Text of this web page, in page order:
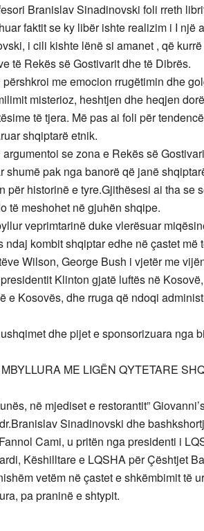
Branislav Sinadinovski foli rreth
faktit se ky libër ishte realizim i I një
i cili kishte lënë si amanet , që
të Rekës së Gostivarit dhe të Dibrës.
me emocion rrugëtimin dhe
misterioz, heshtjen dhe heqjen
të tjera. Më pas ai foli për
shqiptarë etnik.
se zona e Rekës së
shumë pak nga banorë që janë
për historinë e tyre.Gjithësesi ai tha se
të meshohet në gjuhën shqipe.
veprimtarinë duke vlerësuar
ndaj kombit shqiptar edhe në çastet më
Wilson, George Bush i vjetër me
Klinton gjatë luftës në
e Kosovës, dhe rruga që ndoqi
dhe pijet e sponsorizuara nga
ME LIGËN QYTETARE
në mjediset e restorantit”
Sinadinovski dhe
Cami, u pritën nga presidenti i
Këshilltare e LQSHA për Çështjet
vetëm në çastet e shkëmbimit të
pa praninë e shtypit.